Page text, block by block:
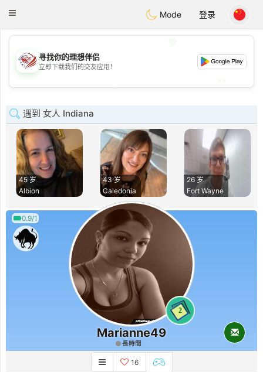
Dating
Toggle
Mode 登录
💖
💕
寻找你的理想伴侣
立即下载我们的交友应用！
遇到 女人 Indiana
45 岁
Albion
43 岁
Caledonia
26 岁
Fort Wayne
0.9/1
2
Marianne49
長時間
16